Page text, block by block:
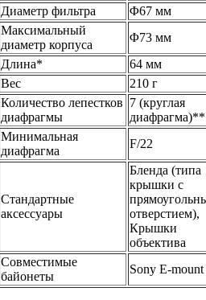
Диаметр фильтра
Φ67 мм
Максимальный
диаметр корпуса
Φ73 мм
Длина*
64 мм
Вес
210 г
Количество лепестков
диафрагмы
7 (круглая
диафрагма)**
Минимальная
диафрагма
F/22
Стандартные
аксессуары
Бленда (типа
крышки с
отверстием),
Крышки
объектива
Совместимые
байонеты
Sony E-mount